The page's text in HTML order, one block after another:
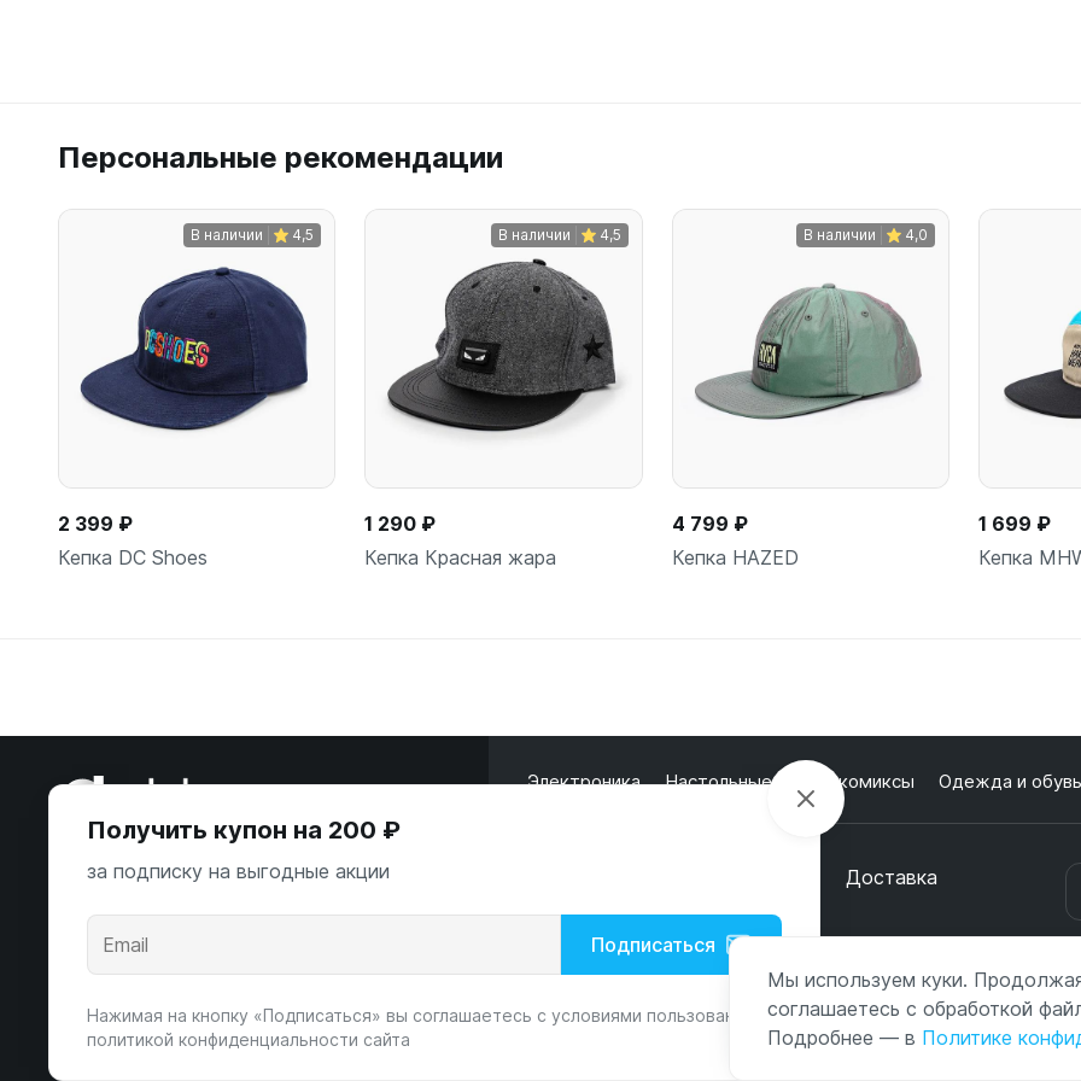
Персональные рекомендации
В наличии 4,5
2 399 ₽
Кепка DC Shoes
В наличии 4,5
1 290 ₽
Кепка Красная жара
В наличии 4,0
4 799 ₽
Кепка HAZED
1 699 ₽
Кепка
ООО «Некстайп» 2026 © Все права
защищены
Андропова пр-т, 22
8 (800) 123-55-44
Электроника Настольные игры и комиксы Одежда и обувь
Доставка
Получить купон на 200 ₽
за подписку на выгодные акции
Подписаться
Нажимая на кнопку «Подписаться» вы соглашаетесь с условиями пользования и
политикой конфиденциальности сайта
Мы используем куки.
соглашаетесь с обработкой
Подробнее — в Политике